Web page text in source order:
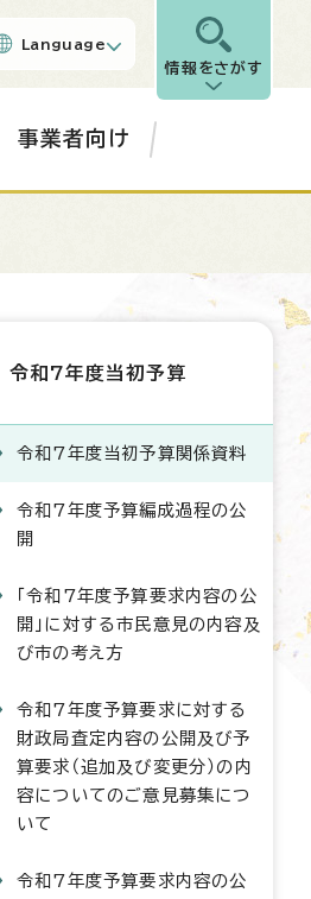
Language
情報をさがす
事業者向け
令和7年度当初予算
令和7年度当初予算関係資料
令和7年度予算編成過程の公
開
「令和7年度予算要求内容の公
開」に対する市民意見の内容及
び市の考え方
令和7年度予算要求に対する
財政局査定内容の公開及び予
算要求（追加及び変更分）の内
容についてのご意見募集につ
いて
令和7年度予算要求内容の公